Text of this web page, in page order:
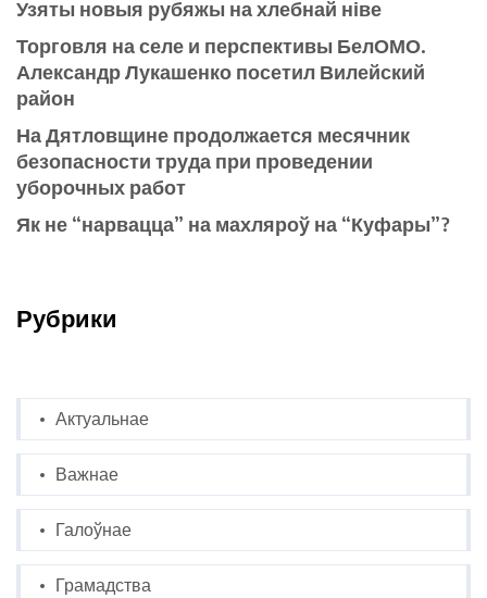
Узяты новыя рубяжы на хлебнай ніве
Торговля на селе и перспективы БелОМО.
Александр Лукашенко посетил Вилейский
район
На Дятловщине продолжается месячник
безопасности труда при проведении
уборочных работ
Як не “нарвацца” на махляроў на “Куфары”?
Рубрики
Актуальнае
Важнае
Галоўнае
Грамадства